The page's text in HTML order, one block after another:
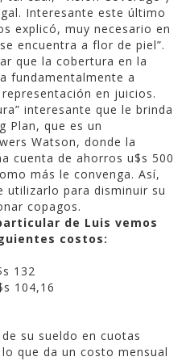
Interesante este último
explicó, muy necesario en
encuentra a flor de piel”.
que la cobertura en la
fundamentalmente a
en juicios.
interesante que le brinda
Plan, que es un
Watson, donde la
cuenta de ahorros u$s 500
más le convenga. Así,
utilizarlo para disminuir su
copagos.
de Luis vemos
costos:
132
104,16
su sueldo en cuotas
que da un costo mensual